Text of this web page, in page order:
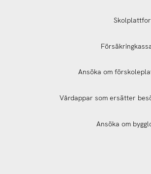
Ansöka om
Vårdappar som ersätter
Ansöka om